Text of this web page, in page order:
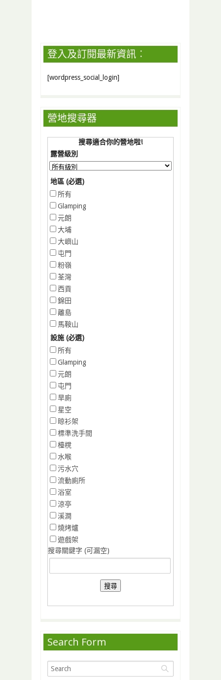
登入及訂閱最新資訊︰
[wordpress_social_login]
營地搜尋器
搜尋適合你的營地啦!
露營級別
地區 (必選)
所有
Glamping
元朗
大埔
大嶼山
屯門
粉嶺
荃灣
西貢
錦田
離島
馬鞍山
設施 (必選)
所有
Glamping
元朗
屯門
旱廁
星空
晾衫架
標準洗手間
檯櫈
水喉
污水穴
流動廁所
浴室
涼亭
溪澗
燒烤爐
遊戲架
搜尋關鍵字 (可漏空)
Search Form